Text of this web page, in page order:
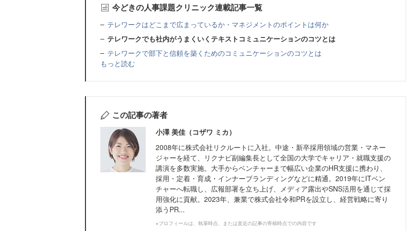
今どきの人事課題クリニック連載記事一覧
テレワークはどこまで広まっているか・マネジメントのポイントは何か
テレワークでも社内がうまくいくテキストコミュニケーションのコツとは
テレワークで部下と信頼を築くためのコミュニケーションのコツとは
もっと読む
この記事の著者
小澤 美佳（コザワ ミカ）
2008年に株式会社リクルートに入社。中途・新卒採用領域の営業・マネー
ジャーを経て、リクナビ副編集長として全国の大学でキャリア・就職支援の
講演を多数実施。大手からベンチャーまで幅広い企業のHR支援に携わり、
採用・定着・育成・インナーブランディングなどに精通。2019年にITベン
チャーへ転職し、広報部署を立ち上げ、メディア露出やSNS活用を通じて採
用強化に貢献。2023年、兼業で株式会社令和PRを設立し、経営戦略に寄り
添うPR...
※プロフィールは、執筆時点、または直近の記事の寄稿時点での内容です